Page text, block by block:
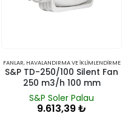
FANLAR, HAVALANDIRMA VE İKLIMLENDIRME
S&P TD-250/100 Silent Fan
250 m3/h 100 mm
S&P Soler Palau
9.613,39₺